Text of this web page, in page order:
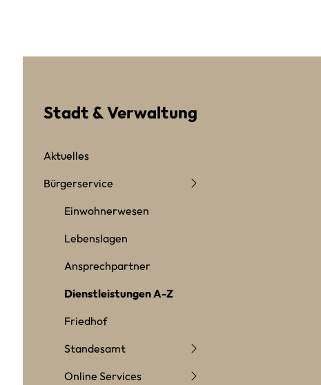
Stadt & Verwaltung
Aktuelles
Bürgerservice
Einwohnerwesen
Lebenslagen
Ansprechpartner
Dienstleistungen A-Z
Friedhof
Standesamt
Online Services